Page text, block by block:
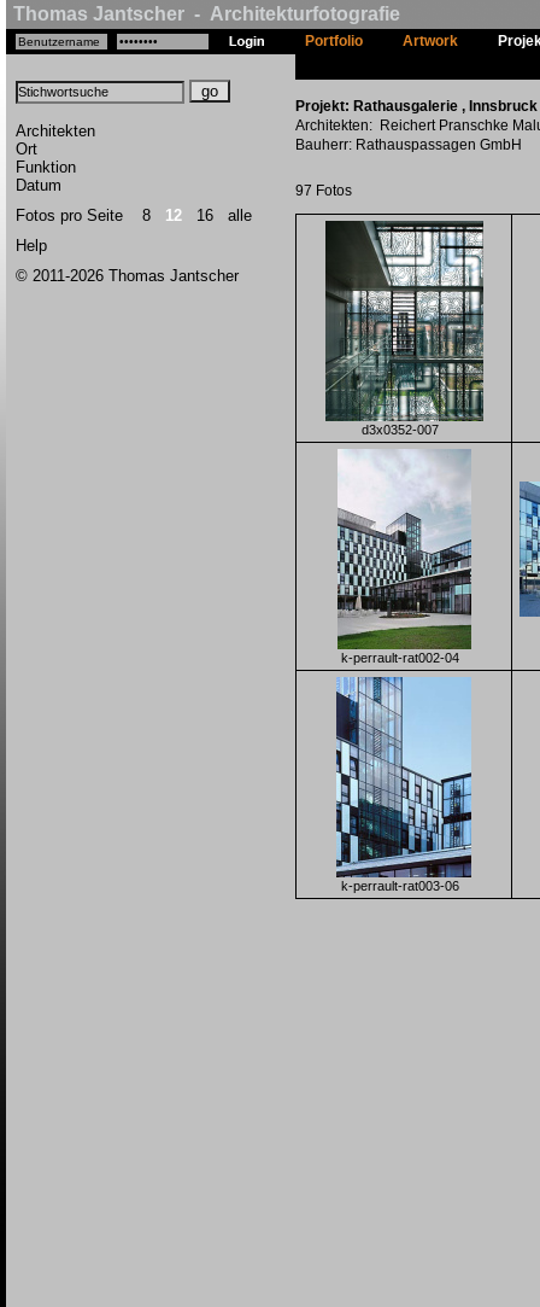
Thomas Jantscher - Architekturfotografie
Architekten
Ort
Funktion
Datum
Fotos pro Seite 8 12 16
alle
Help
© 2011-2026 Thomas Jantscher
Portfolio Artwork
Projekt: Rathausgalerie , Innsbruck
Architekten: Reichert Pranschke
Bauherr: Rathauspassagen GmbH
97 Fotos
d3x0352-007
k-perrault-rat002-04
k-perrault-rat003-06